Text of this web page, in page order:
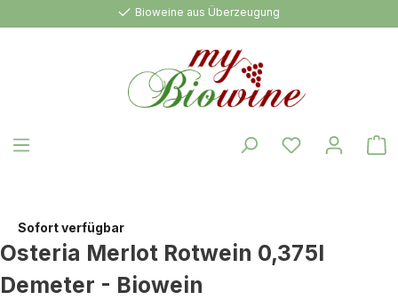
Bioweine aus Überzeugung
Sofort verfügbar
Osteria Merlot Rotwein 0,375l
Demeter - Biowein